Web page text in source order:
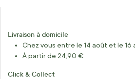
Livraison à domicile
Chez vous entre le 14 août et le 16
À partir de 24,90 €
Click & Collect